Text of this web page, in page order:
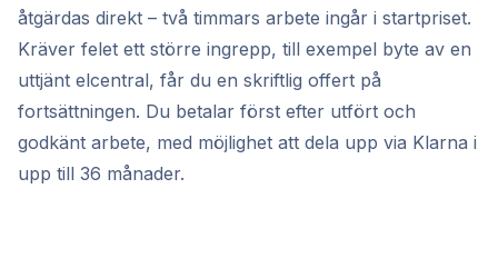
åtgärdas direkt – två timmars arbete ingår i startpriset.
Kräver felet ett större ingrepp, till exempel byte av en
uttjänt elcentral, får du en skriftlig offert på
fortsättningen. Du betalar först efter utfört och
godkänt arbete, med möjlighet att dela upp via Klarna i
upp till 36 månader.